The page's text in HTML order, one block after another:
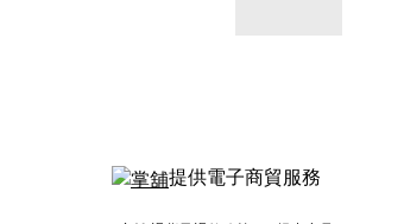
提供電子商貿服務